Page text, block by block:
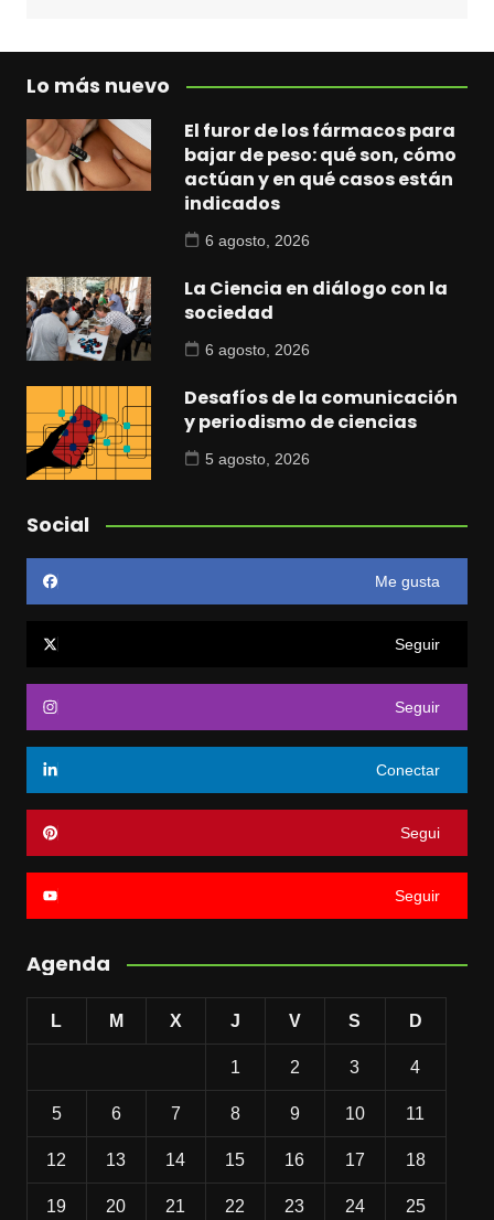
Lo más nuevo
El furor de los fármacos para
bajar de peso: qué son, cómo
actúan y en qué casos están
indicados
6 agosto, 2026
La Ciencia en diálogo con la
sociedad
6 agosto, 2026
Desafíos de la comunicación
y periodismo de ciencias
5 agosto, 2026
Social
Me gusta
Seguir
Seguir
Conectar
Segui
Seguir
Agenda
L M X J V S D
1 2 3 4
5 6 7 8 9 10 11
12 13 14 15 16 17 18
19 20 21 22 23 24 25